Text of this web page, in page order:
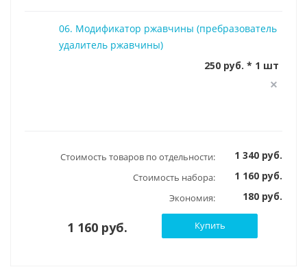
06. Модификатор ржавчины (пребразователь
удалитель ржавчины)
250 руб. * 1 шт
Стоимость товаров по отдельности: 1 340 руб.
Стоимость набора: 1 160 руб.
Экономия: 180 руб.
1 160 руб. Купить